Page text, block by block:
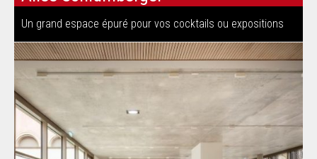
Un grand espace épuré pour vos cocktails ou expositions